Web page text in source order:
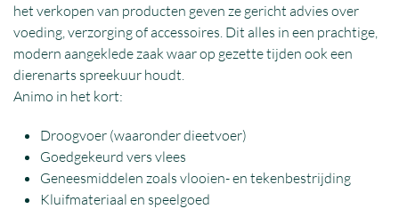
het verkopen van producten geven ze gericht advies over
voeding, verzorging of accessoires. Dit alles in een prachtige,
modern aangeklede zaak waar op gezette tijden ook een
dierenarts spreekuur houdt.
Animo in het kort:
Droogvoer (waaronder dieetvoer)
Goedgekeurd vers vlees
Geneesmiddelen zoals vlooien- en tekenbestrijding
Kluifmateriaal en speelgoed